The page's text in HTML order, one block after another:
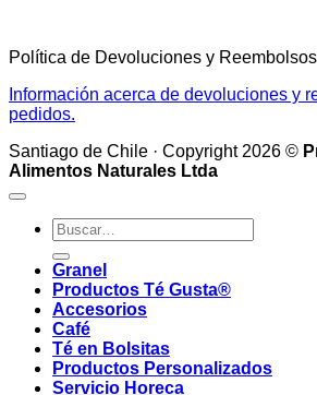
Política de Devoluciones y Reembolsos
Información acerca de devoluciones y
pedidos.
Santiago de Chile · Copyright 2026 ©
Alimentos Naturales Ltda
Buscar
por:
Granel
Productos Té Gusta®
Accesorios
Café
Té en Bolsitas
Productos Personalizados
Servicio Horeca